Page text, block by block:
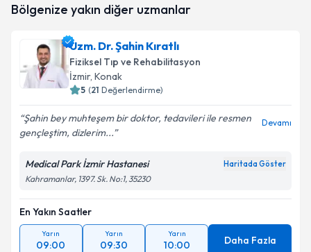
oluşturun. Size bu uzmandan randevu almanız için bir
E-posta Adresiniz
Kişisel verilerimin işlenmesine ilişkinAydınlatma
Metni'ni okudum ve kişisel verilerimin belirtilen
Bölgenize yakın diğer uzmanlar
Uzm. Dr. Şahin Kıratlı
Fiziksel Tıp ve Rehabilitasyon
İzmir, Konak
5 (21 Değerlendirme)
Şahin bey muhteşem bir doktor, tedavileri ile resmen
gençleştim, dizlerim...
Devamı
Medical Park İzmir Hastanesi Haritada Göster
Kahramanlar, 1397. Sk. No:1, 35230
En Yakın Saatler
Yarın
09:00
Yarın
09:30
Yarın
10:00 Daha Fazla